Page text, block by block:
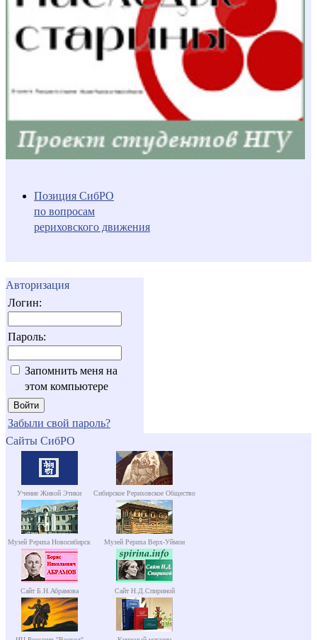
Позиция СибРО
по вопросам
рериховского движения
Авторизация
Логин:
Пароль:
Запомнить меня на
этом компьютере
Забыли свой пароль?
Сайты СибРО
Учение Живой Этики Сибирское Рериховское Общество
Музей Рериха Новосибирск Музей Рериха Верх-Уймон
Сайт Б.Н.Абрамова Сайт Н.Д.Спириной